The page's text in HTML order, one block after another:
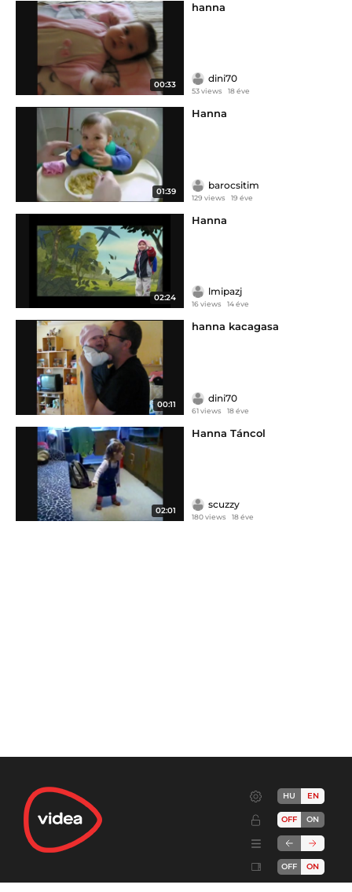
00:33
hanna
dini70
53 views 18 éve
01:39
Hanna
barocsitim
129 views 19 éve
02:24
Hanna
lmipazj
16 views 14 éve
00:11
hanna kacagasa
dini70
61 views 18 éve
02:01
Hanna Táncol
scuzzy
180 views 18 éve
HU EN
OFF ON
OFF ON